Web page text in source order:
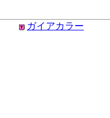
ガイアカラー